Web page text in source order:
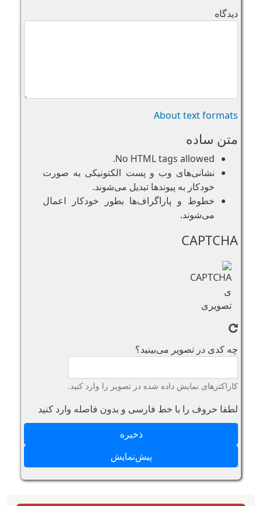
دیدگاه
About text formats
متن ساده
No HTML tags allowed.
نشانی‌های وب و پست الکتونیکی به صورت
خودکار به پیوند‌ها تبدیل می‌شوند.
خطوط و پاراگراف‌ها بطور خودکار اعمال
می‌شوند.
CAPTCHA
چه کدی در تصویر می‌بینید؟
کاراکترهای نمایش داده شده در تصویر را وارد کنید.
لطفا حروف را با خط فارسی و بدون فاصله وارد کنید